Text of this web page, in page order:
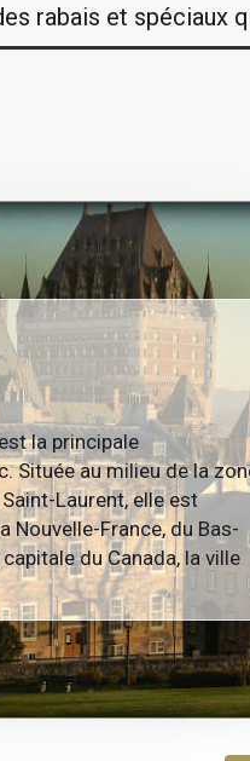
rabais et spéciaux
la principale
Située au milieu de la
Laurent, elle est
Nouvelle-France, du Bas-
du Canada, la ville